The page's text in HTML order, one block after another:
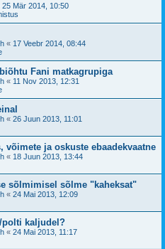
25 Mär 2014, 10:50
« 17 Veebr 2014, 08:44
Fani matkagrupiga
« 11 Nov 2013, 12:31
« 26 Juun 2013, 11:01
võimete ja oskuste ebaadekvaatne
« 18 Juun 2013, 13:44
sõlmimisel sõlme "kaheksat"
« 24 Mai 2013, 12:09
polti kaljudel?
« 24 Mai 2013, 11:17